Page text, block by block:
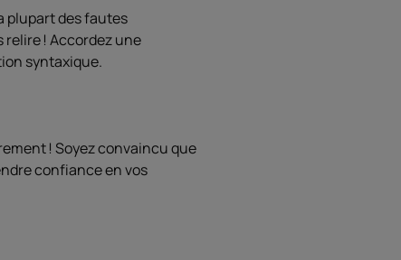
plupart des fautes
relire ! Accordez une
syntaxique.
! Soyez convaincu que
confiance en vos